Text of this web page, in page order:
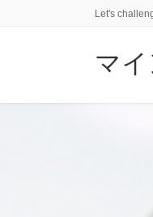
に
ョ
Let's
マ